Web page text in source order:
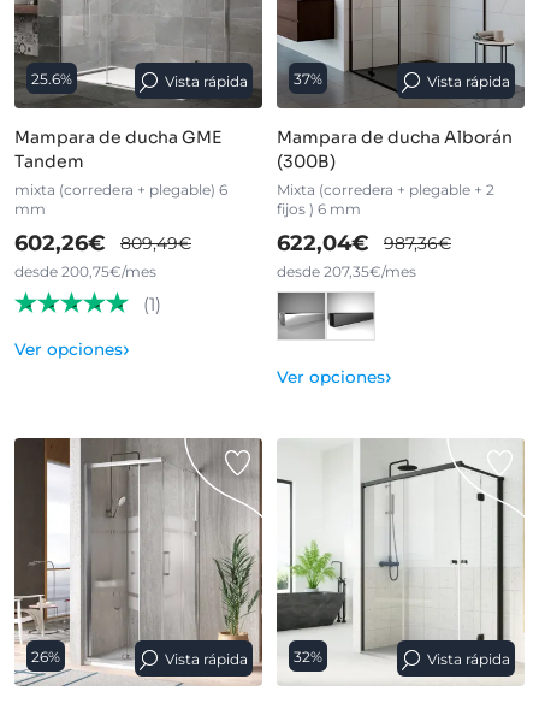
25.6% Vista rápida
Mampara de ducha GME
Tandem
mixta (corredera + plegable) 6
mm
602,26€ 809,49€
desde 200,75€/mes
(1)
Ver opciones›
37% Vista rápida
Mampara de ducha Alborán
(300B)
Mixta (corredera + plegable + 2
fijos ) 6 mm
622,04€ 987,36€
desde 207,35€/mes
Ver opciones›
26% Vista rápida 32% Vista rápida